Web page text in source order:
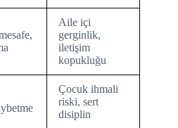
Aile içi
gerginlik,
iletişim
kopukluğu
Çocuk ihmali
riski, sert
disiplin